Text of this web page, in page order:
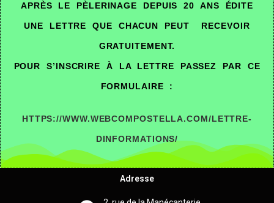
APRÈS LE PÈLERINAGE DEPUIS 20 ANS ÉDITE
UNE LETTRE QUE CHACUN PEUT RECEVOIR
GRATUITEMENT.
POUR S’INSCRIRE À LA LETTRE PASSEZ PAR CE
FORMULAIRE :
HTTPS://WWW.WEBCOMPOSTELLA.COM/LETTRE-
DINFORMATIONS/
Adresse